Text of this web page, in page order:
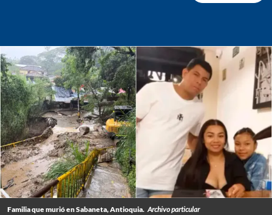
Familia que murió en Sabaneta, Antioquia. Archivo particular